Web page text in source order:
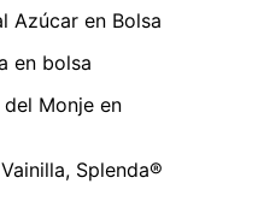
Azúcar en Bolsa
en bolsa
Monje en
Splenda®